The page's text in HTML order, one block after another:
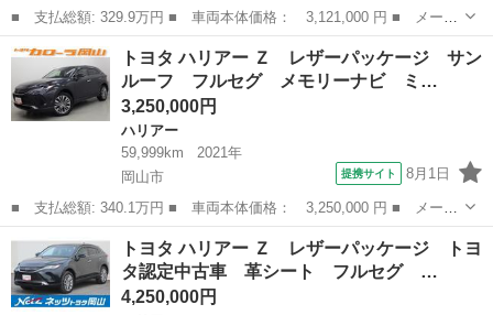
■ 支払総額: 329.9万円 ■ 車両本体価格： 3,121,000 円 ■ メーカ
ー名： トヨタ ■ 車種名： ハリアーハイブリッド ■ グレード
名： Ｓ 純正８型ディスプレイオーディオ バックカメラ 衝突軽
減装置 レ...
岡山 岡山市 ハリアー
トヨタ ハリアー Ｚ レザーパッケージ サン
ルーフ フルセグ メモリーナビ ミ…
3,250,000円
ハリアー
59,999km
2021年
岡山市
提携サイト 8月1日
■ 支払総額: 340.1万円 ■ 車両本体価格： 3,250,000 円 ■ メーカ
ー名： トヨタ ■ 車種名： ハリアー ■ グレード名： Ｚ レザ
ーパッケージ サンルーフ フルセグ メモリーナビ ミュージック
プレイヤ...
ハリアー
トヨタ ハリアー Ｚ レザーパッケージ トヨ
タ認定中古車 革シート フルセグ …
4,250,000円